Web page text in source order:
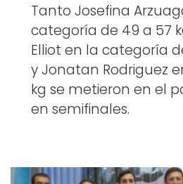
Tanto Josefina
categoría de 49 a 57
Elliot en la categoría
y Jonatan Rodriguez
kg se metieron en el
en semifinales.